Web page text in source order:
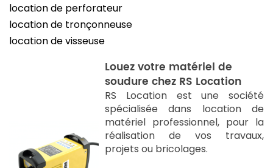
location de perforateur
location de tronçonneuse
location de visseuse
Louez votre matériel de
soudure chez RS Location
RS Location est une société
spécialisée dans location de
matériel professionnel, pour la
réalisation de vos travaux,
projets ou bricolages.